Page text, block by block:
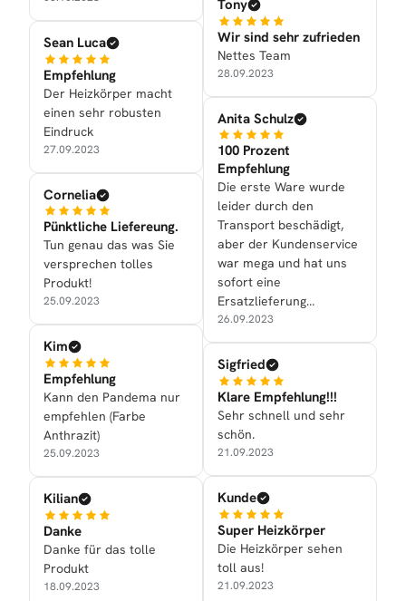
Sean Luca
Empfehlung
Der Heizkörper macht
einen sehr robusten
Eindruck
27.09.2023
Cornelia
Pünktliche Liefereung.
Tun genau das was Sie
versprechen tolles
Produkt!
25.09.2023
Kim
Empfehlung
Kann den Pandema nur
empfehlen (Farbe
Anthrazit)
25.09.2023
Kilian
Danke
Danke für das tolle
Produkt
18.09.2023
Tony
Wir sind sehr zufrieden
Nettes Team
28.09.2023
Anita Schulz
100 Prozent
Empfehlung
Die erste Ware wurde
leider durch den
Transport beschädigt,
aber der Kundenservice
war mega und hat uns
sofort eine
Ersatzlieferung
zukommen lassen.
26.09.2023
Sigfried
Klare Empfehlung!!!
Sehr schnell und sehr
schön.
21.09.2023
Kunde
Super Heizkörper
Die Heizkörper sehen
toll aus!
21.09.2023